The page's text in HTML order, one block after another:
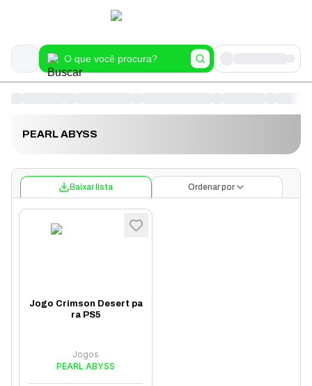
PEARL ABYSS
Baixar lista Ordenar por
Jogo Crimson Desert pa
ra PS5
Jogos
PEARL ABYSS